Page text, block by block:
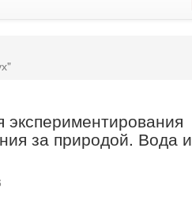
экспериментирования
за природой. Вода и